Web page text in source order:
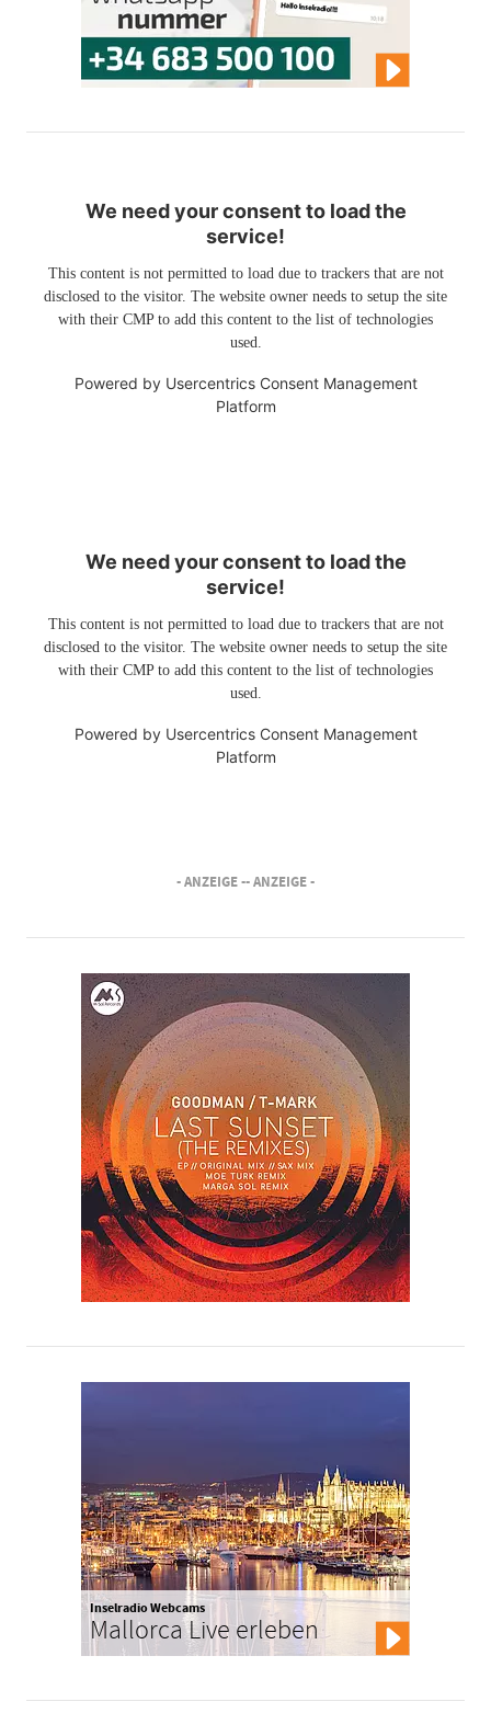
We need your consent to load the
service!
This content is not permitted to load due to trackers that are not
disclosed to the visitor. The website owner needs to setup the site
with their CMP to add this content to the list of technologies
used.
Powered by Usercentrics Consent Management
Platform
We need your consent to load the
service!
This content is not permitted to load due to trackers that are not
disclosed to the visitor. The website owner needs to setup the site
with their CMP to add this content to the list of technologies
used.
Powered by Usercentrics Consent Management
Platform
- ANZEIGE -- ANZEIGE -
Inselradio Webcams
Mallorca Live erleben